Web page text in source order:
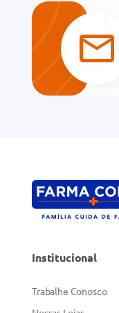
Avalie
★★★
Seu
Institucional
Trabalhe Conosco